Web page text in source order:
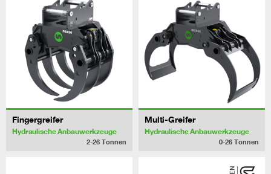
Fingergreifer
Hydraulische Anbauwerkzeuge
2-26 Tonnen
Multi-Greifer
Hydraulische Anbauwerkzeuge
0-26 Tonnen